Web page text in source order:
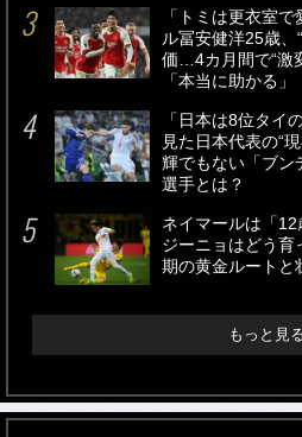
「トミは更衣室
ル冨安健洋25歳、
価…4カ月間で“激
「本当に助かる」
「日本は8位タイ
見た日本代表の“
輝でもない「ブン
選手とは？
ネイマールは「
ジーニョはどう育
期の黄金ルートと
もっと見